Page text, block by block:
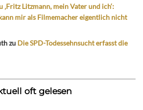
‚Fritz Litzmann, mein Vater und ich‘:
kann mir als Filmemacher eigentlich nicht
zu Die SPD-Todessehnsucht erfasst die
oft gelesen